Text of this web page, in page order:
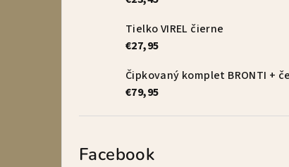
Tielko VIREL čierne
€27,95
€79,95
Facebook